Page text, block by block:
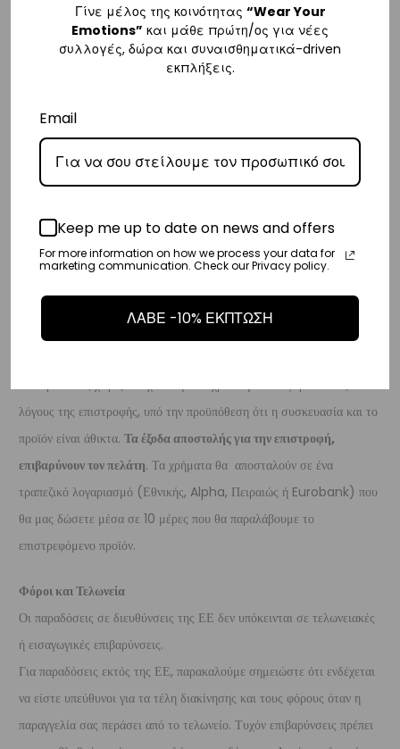
– Η συνεργαζόμενη εταιρεία ταχυμεταφορών,DHL, θα αναλάβει την
παράδοσή σας.
– Οι χρόνοι παράδοσης κυμαίνονται συνήθως από 3-8 εργάσιμες
– Τα έξοδα αποστολής για όλο τον υπόλοιπο κόσμο είναι στα
€35
παράδοσή σας.
– Οι χρόνοι παράδοσης κυμαίνονται συνήθως από 3-10 εργάσιμες
Επιστροφές
του προϊόντος χωρίς να έχετε την υποχρέωση να αναφέρετε τους
λόγους της επιστροφής, υπό την προϋπόθεση ότι η συσκευασία και το
προϊόν είναι άθικτα. Τα έξοδα αποστολής για την επιστροφή,
επιβαρύνουν τον πελάτη. Τα χρήματα θα αποσταλούν σε ένα
τραπεζικό λογαριασμό (Εθνικής, Alpha, Πειραιώς ή Eurobank) που
θα μας δώσετε μέσα σε 10 μέρες που θα παραλάβουμε το
επιστρεφόμενο προϊόν.
Φόροι και Τελωνεία
Οι παραδόσεις σε διευθύνσεις της ΕΕ δεν υπόκεινται σε τελωνειακές
ή εισαγωγικές επιβαρύνσεις.
Για παραδόσεις εκτός της ΕΕ, παρακαλούμε σημειώστε ότι ενδέχεται
να είστε υπεύθυνοι για τα τέλη διακίνησης και τους φόρους όταν η
παραγγελία σας περάσει από το τελωνείο. Τυχόν επιβαρύνσεις πρέπει
Γίνε μέλος της κοινότητας “Wear Your
Emotions” και μάθε πρώτη/ος για νέες
συλλογές, δώρα και συναισθηματικά-driven
εκπλήξεις.
Email
Keep me up to date on news and offers
For more information on how we process your data for
marketing communication. Check our Privacy policy.
ΛΑΒΕ -10% ΕΚΠΤΩΣΗ